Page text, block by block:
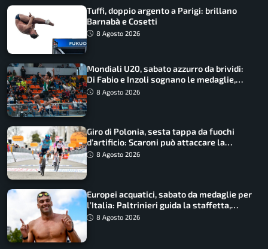
Tuffi, doppio argento a Parigi: brillano
Barnabà e Cosetti
8 Agosto 2026
Mondiali U20, sabato azzurro da brividi:
Di Fabio e Inzoli sognano le medaglie,
Castellani e Succo in finale
8 Agosto 2026
Giro di Polonia, sesta tappa da fuochi
d’artificio: Scaroni può attaccare la
maglia di Lemmen
8 Agosto 2026
Europei acquatici, sabato da medaglie per
l’Italia: Paltrinieri guida la staffetta,
Barnabà sogna l’oro dalle grandi altezze
8 Agosto 2026